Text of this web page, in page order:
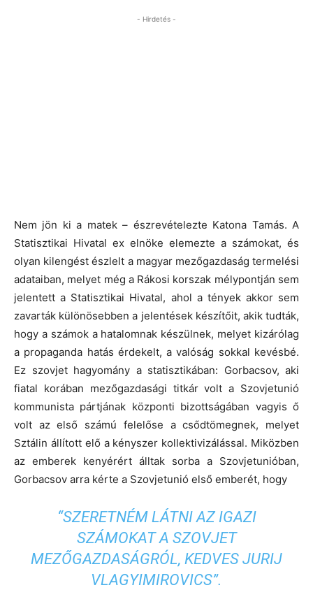
- Hirdetés -
Nem jön ki a matek – észrevételezte Katona Tamás. A
Statisztikai Hivatal ex elnöke elemezte a számokat, és
olyan kilengést észlelt a magyar mezőgazdaság termelési
adataiban, melyet még a Rákosi korszak mélypontján sem
jelentett a Statisztikai Hivatal, ahol a tények akkor sem
zavarták különösebben a jelentések készítőit, akik tudták,
hogy a számok a hatalomnak készülnek, melyet kizárólag
a propaganda hatás érdekelt, a valóság sokkal kevésbé.
Ez szovjet hagyomány a statisztikában: Gorbacsov, aki
fiatal korában mezőgazdasági titkár volt a Szovjetunió
kommunista pártjának központi bizottságában vagyis ő
volt az első számú felelőse a csődtömegnek, melyet
Sztálin állított elő a kényszer kollektivizálással. Miközben
az emberek kenyérért álltak sorba a Szovjetunióban,
Gorbacsov arra kérte a Szovjetunió első emberét, hogy
“SZERETNÉM LÁTNI AZ IGAZI
SZÁMOKAT A SZOVJET
MEZŐGAZDASÁGRÓL, KEDVES JURIJ
VLAGYIMIROVICS”.